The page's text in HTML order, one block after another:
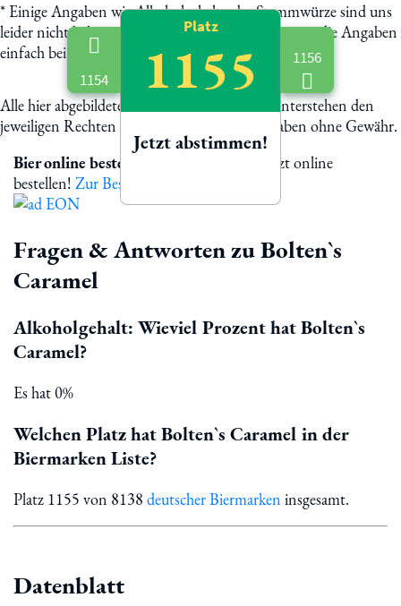
*Einige Angaben wie Alkoholgehalt oder Stammwürze sind uns
leider nicht bekannt. Helft uns mit und schickt uns die Angaben
einfach bei Mail. Danke & Prost!
Alle hier abgebildete Biermarken und Logos unterstehen den
jeweiligen Rechten der Eigentümer. Alle Angaben ohne Gewähr.
1154
Platz
1155
Jetzt abstimmen!
1156
Bier online bestellen
Bolten`s Caramel jetzt online
bestellen! Zur Bestellung
Fragen & Antworten zu Bolten`s
Caramel
Alkoholgehalt: Wieviel Prozent hat Bolten`s
Caramel?
Es hat 0%
Welchen Platz hat Bolten`s Caramel in der
Biermarken Liste?
Platz 1155 von 8138 deutscher Biermarken insgesamt.
Datenblatt